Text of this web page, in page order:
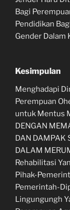
Bagi
Pendidikan
Gender Dalam
Kesimpulan
Menghadapi
Perempuan
untuk Mentus
DENGAN
DAN DAMPAK
DALAM
Rehabilitasi
Pihak-
Pemerintah-
Lingungungh